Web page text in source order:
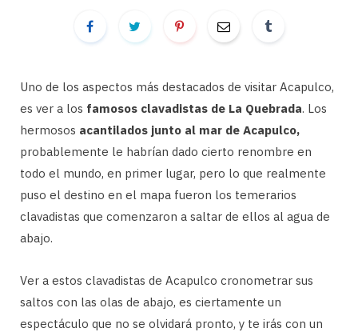
Uno de los aspectos más destacados de visitar Acapulco,
es ver a los famosos clavadistas de La Quebrada. Los
hermosos acantilados junto al mar de Acapulco,
probablemente le habrían dado cierto renombre en
todo el mundo, en primer lugar, pero lo que realmente
puso el destino en el mapa fueron los temerarios
clavadistas que comenzaron a saltar de ellos al agua de
abajo.
Ver a estos clavadistas de Acapulco cronometrar sus
saltos con las olas de abajo, es ciertamente un
espectáculo que no se olvidará pronto, y te irás con un